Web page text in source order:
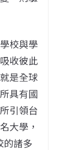
校與學
收彼此
是全球
具有國
引領台
大學，
的諸多